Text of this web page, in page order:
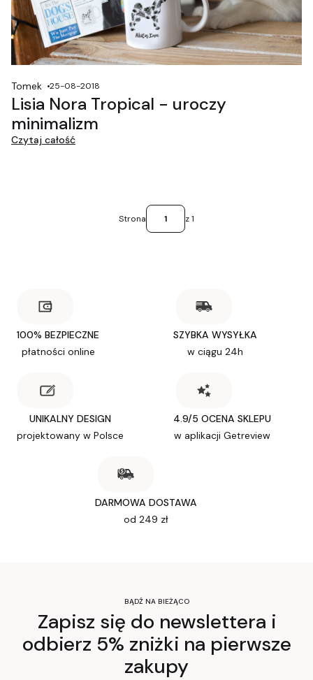
Tomek 25-08-2018
Lisia Nora Tropical - uroczy
minimalizm
Czytaj całość
Strona z 1
100% BEZPIECZNE
płatności online
SZYBKA WYSYŁKA
w ciągu 24h
UNIKALNY DESIGN
projektowany w Polsce
4.9/5 OCENA SKLEPU
w aplikacji Getreview
DARMOWA DOSTAWA
od 249 zł
BĄDŹ NA BIEŻĄCO
Zapisz się do newslettera i
odbierz 5% zniżki na pierwsze
zakupy